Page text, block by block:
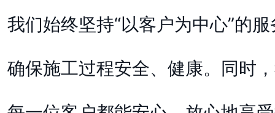
我们始终坚持“以客户为中心”的
确保施工过程安全、健康。同时